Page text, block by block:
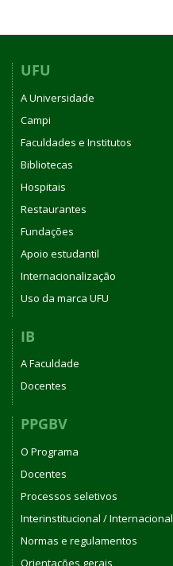
UFU
A Universidade
Campi
Faculdades e Institutos
Bibliotecas
Hospitais
Restaurantes
Fundações
Apoio estudantil
Internacionalização
Uso da marca UFU
IB
A Faculdade
Docentes
PPGBV
O Programa
Docentes
Processos seletivos
Interinstitucional / Internacional
Normas e regulamentos
Orientações gerais